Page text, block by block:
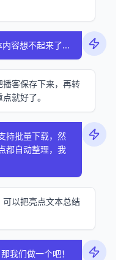
容想不起来了...
客保存下来，再转
就好了。
持批量下载，然
都自动整理，我
以把亮点文本总结
那我们做一个吧！